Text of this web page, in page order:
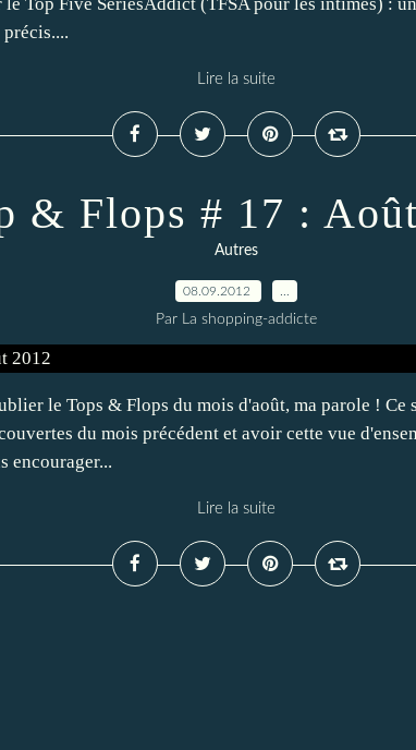
Lire la suite
& Flops # 17 :
Autres
08.09.2012
Par La shopping-addicte
le Tops & Flops du mois d'août, ma parole ! Ce
du mois précédent et avoir cette vue
encourager...
Lire la suite